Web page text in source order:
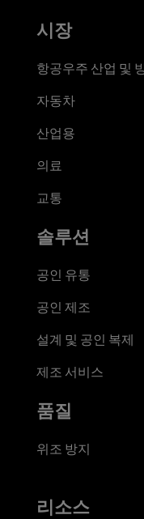
시장
항공우주 산업 및
자동차
산업용
의료
교통
솔루션
공인 유통
공인 제조
설계 및 공인 복제
제조 서비스
품질
위조 방지
리소스